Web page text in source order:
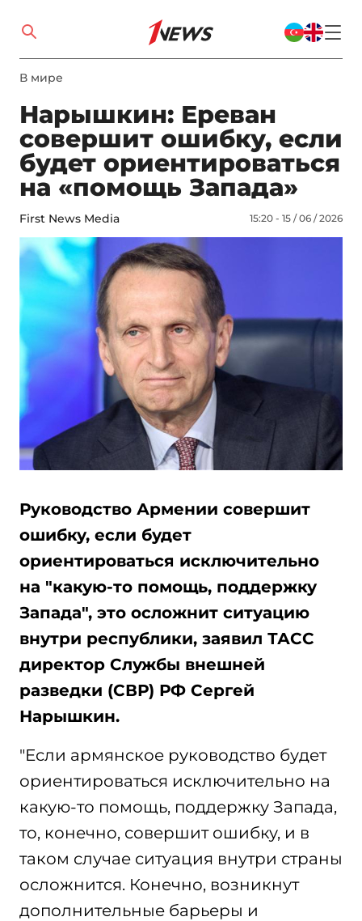
В мире
Нарышкин: Ереван
совершит ошибку, если
будет ориентироваться
на «помощь Запада»
First News Media 15:20 - 15 / 06 / 2026
Руководство Армении совершит
ошибку, если будет
ориентироваться исключительно
на "какую-то помощь, поддержку
Запада", это осложнит ситуацию
внутри республики, заявил ТАСС
директор Службы внешней
разведки (СВР) РФ Сергей
Нарышкин.
"Если армянское руководство будет
ориентироваться исключительно на
какую-то помощь, поддержку Запада,
то, конечно, совершит ошибку, и в
таком случае ситуация внутри страны
осложнится. Конечно, возникнут
дополнительные барьеры и